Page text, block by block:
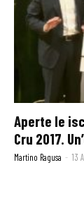
Aperte le
Cru 2017.
Martino Ragusa - 13